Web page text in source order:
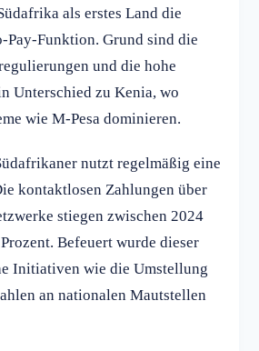
als erstes Land die
Pay-Funktion. Grund sind die
und die hohe
Unterschied zu Kenia, wo
wie M-Pesa dominieren.
nutzt regelmäßig eine
kontaktlosen Zahlungen über
stiegen zwischen 2024
Befeuert wurde dieser
Initiativen wie die Umstellung
an nationalen Mautstellen